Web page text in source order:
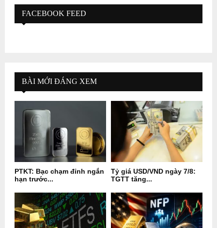
FACEBOOK FEED
BÀI MỚI ĐÁNG XEM
PTKT: Bạc chạm đỉnh ngắn
hạn trước...
Tỷ giá USD/VND ngày 7/8:
TGTT tăng...